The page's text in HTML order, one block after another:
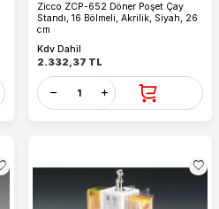
Zicco ZCP-652 Döner Poşet Çay
Standı, 16 Bölmeli, Akrilik, Siyah, 26
cm
Kdv Dahil
2.332,37 TL